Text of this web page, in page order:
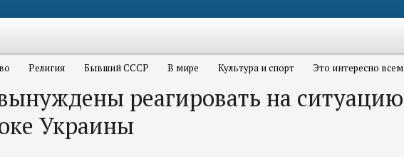
Религия Бывший СССР В мире Культура и спорт Это интересно всем
реагировать на ситуацию
Украины